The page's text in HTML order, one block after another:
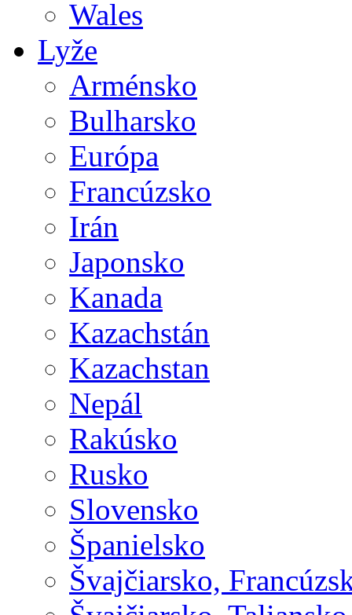
Wales
Lyže
Arménsko
Bulharsko
Európa
Francúzsko
Irán
Japonsko
Kanada
Kazachstán
Kazachstan
Nepál
Rakúsko
Rusko
Slovensko
Španielsko
Švajčiarsko,